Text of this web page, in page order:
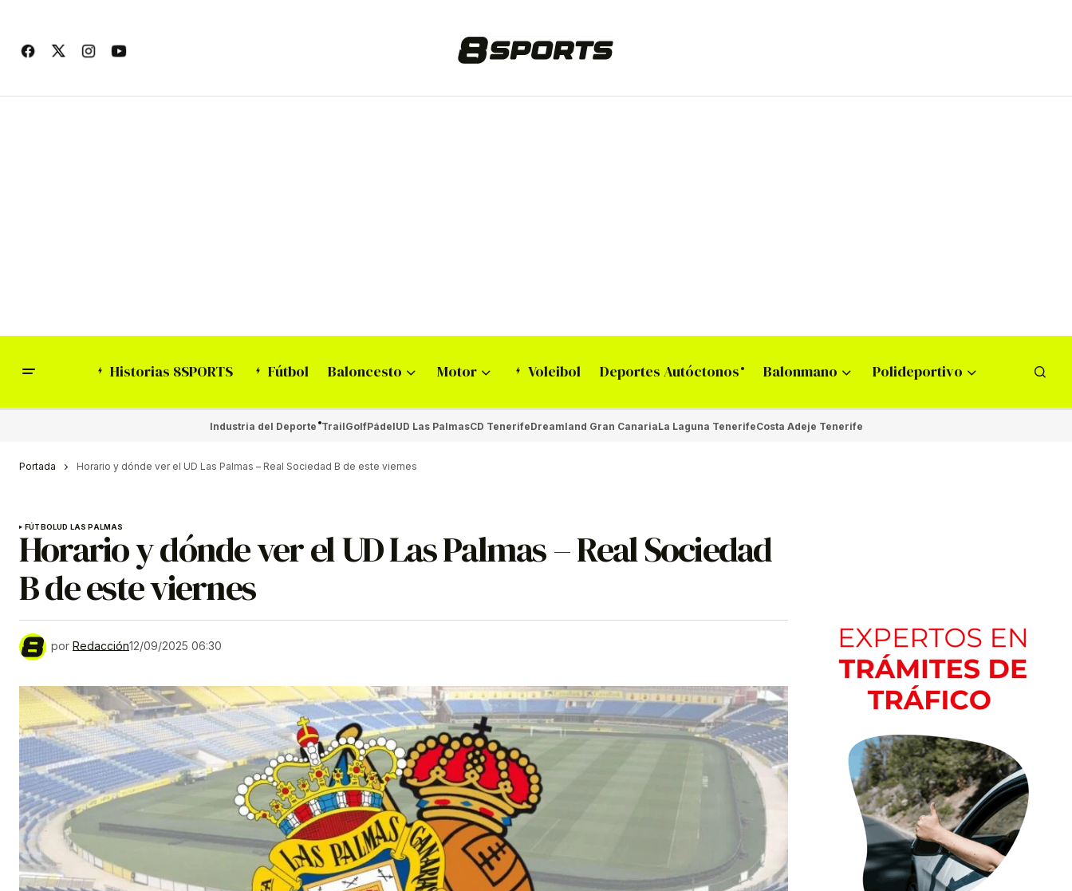
Historias 8SPORTS Fútbol Baloncesto Motor Voleibol Deportes Autóctonos Balonmano Polideportivo
Industria del Deporte TrailGolfPádelUD Las PalmasCD TenerifeDreamland Gran CanariaLa Laguna TenerifeCosta Adeje Tenerife
Portada Horario y dónde ver el UD Las Palmas – Real Sociedad B de este viernes
FÚTBOLUD LAS PALMAS
Horario y dónde ver el UD Las Palmas – Real Sociedad
B de este viernes
por Redacción12/09/2025 06:30